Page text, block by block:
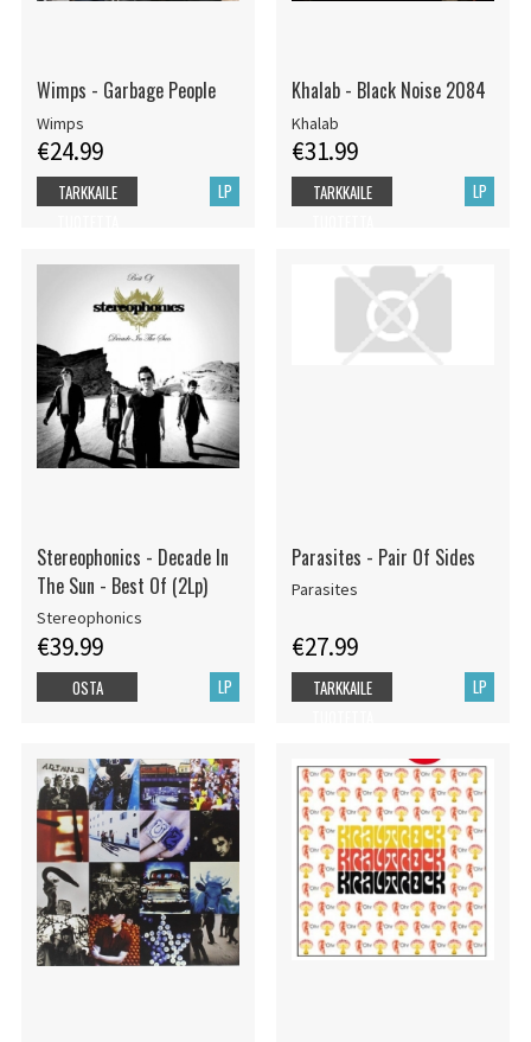
Wimps - Garbage People
Wimps
€24.99
LP
TARKKAILE
Khalab - Black Noise 2084
Khalab
€31.99
LP
TARKKAILE
Stereophonics - Decade In
The Sun - Best Of (2Lp)
Stereophonics
€39.99
LP
OSTA
Parasites - Pair Of Sides
Parasites
€27.99
LP
TARKKAILE